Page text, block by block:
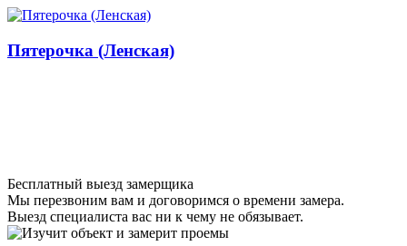
Пятерочка (Ленская)
Бесплатный выезд замерщика
Мы перезвоним вам и договоримся о времени замера.
Выезд специалиста вас ни к чему не обязывает.